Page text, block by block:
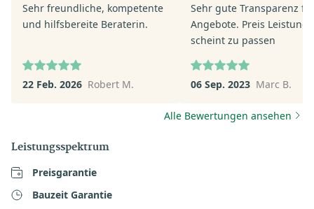
Sehr freundliche, kompetente
und hilfsbereite Beraterin.
22 Feb. 2026 Robert M.
Sehr gute Transparenz
Angebote. Preis Leistung
scheint zu passen
06 Sep. 2023 Marc B.
Alle Bewertungen ansehen
Leistungsspektrum
Preisgarantie
Bauzeit Garantie